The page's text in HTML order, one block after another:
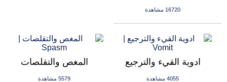
16720 مشاهدة
المغص والتقلصات
5579 مشاهدة
ادوية القيء والترجيع
4055 مشاهدة